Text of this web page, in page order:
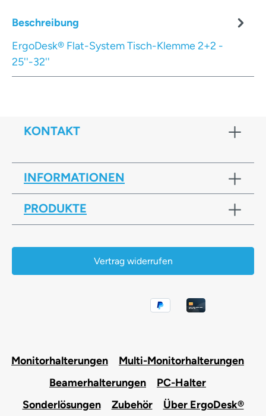
Beschreibung
ErgoDesk® Flat-System Tisch-Klemme 2+2 -
25''-32''
KONTAKT
INFORMATIONEN
PRODUKTE
Vertrag widerrufen
Monitorhalterungen
Multi-Monitorhalterungen
Beamerhalterungen
PC-Halter
Sonderlösungen
Zubehör Über ErgoDesk®